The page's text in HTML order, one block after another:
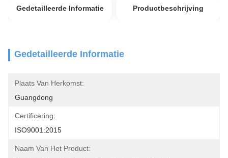
Gedetailleerde Informatie Productbeschrijving
Gedetailleerde Informatie
Plaats Van Herkomst:
Guangdong
Certificering:
ISO9001:2015
Naam Van Het Product: